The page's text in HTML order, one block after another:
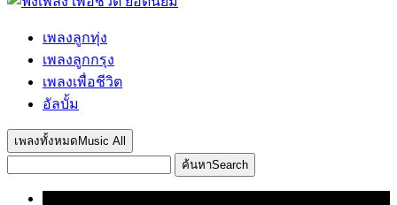
เพลงลูกทุ่ง
เพลงลูกกรุง
เพลงเพื่อชีวิต
อัลบั้ม
เพลงทั้งหมด Music All
ค้นหาSearch